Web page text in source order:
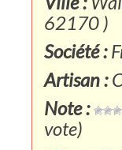
62170 )
Société :
Artisan :
Note :
vote)